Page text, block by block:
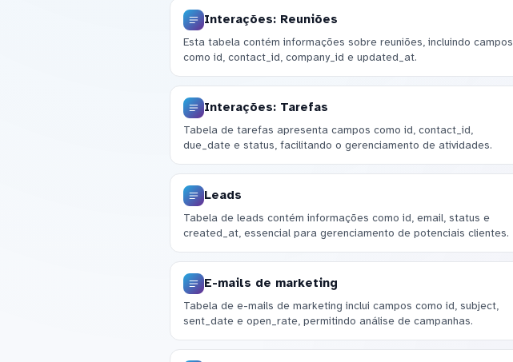
Interações: Reuniões
Esta tabela contém informações sobre reuniões, incluindo campos
como id, contact_id, company_id e updated_at.
Interações: Tarefas
Tabela de tarefas apresenta campos como id, contact_id,
due_date e status, facilitando o gerenciamento de atividades.
Leads
Tabela de leads contém informações como id, email, status e
created_at, essencial para gerenciamento de potenciais clientes.
E-mails de marketing
Tabela de e-mails de marketing inclui campos como id, subject,
sent_date e open_rate, permitindo análise de campanhas.